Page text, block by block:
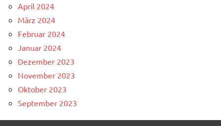
April 2024
März 2024
Februar 2024
Januar 2024
Dezember 2023
November 2023
Oktober 2023
September 2023